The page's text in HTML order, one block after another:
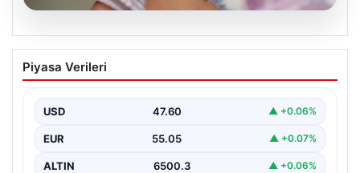
Bayram ikramiyeleri ne zaman yatacak?
2026 Kurban Bayramı emekli ikramiye
Piyasa Verileri
USD 47.60 ▲ +0.06%
EUR 55.05 ▲ +0.07%
ALTIN 6500.3 ▲ +0.06%